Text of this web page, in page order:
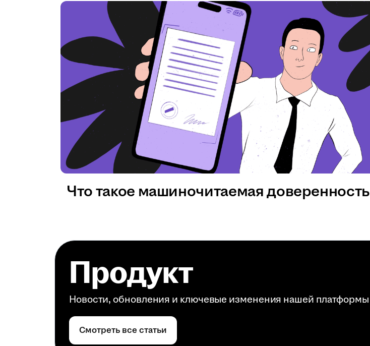
Что такое машиночитаемая доверенность
Продукт
Новости, обновления и ключевые изменения нашей платформы
Смотреть все статьи